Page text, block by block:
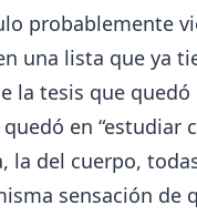
probablemente
una lista que ya
la tesis que quedó
en “estudiar
la del cuerpo,
sensación de